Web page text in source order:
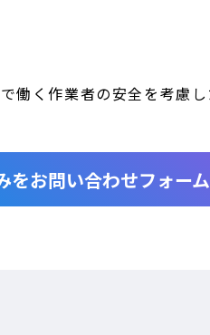
働く作業者の安全を考慮
をお問い合わせフォー